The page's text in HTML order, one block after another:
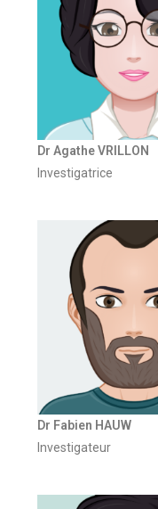
Dr Agathe VRILLON
Investigatrice
Dr Fabien HAUW
Investigateur